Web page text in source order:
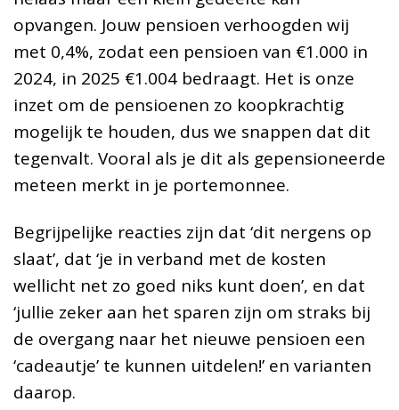
opvangen. Jouw pensioen verhoogden wij
met 0,4%, zodat een pensioen van €1.000 in
2024, in 2025 €1.004 bedraagt. Het is onze
inzet om de pensioenen zo koopkrachtig
mogelijk te houden, dus we snappen dat dit
tegenvalt. Vooral als je dit als gepensioneerde
meteen merkt in je portemonnee.
Begrijpelijke reacties zijn dat ‘dit nergens op
slaat’, dat ‘je in verband met de kosten
wellicht net zo goed niks kunt doen’, en dat
‘jullie zeker aan het sparen zijn om straks bij
de overgang naar het nieuwe pensioen een
‘cadeautje’ te kunnen uitdelen!’ en varianten
daarop.